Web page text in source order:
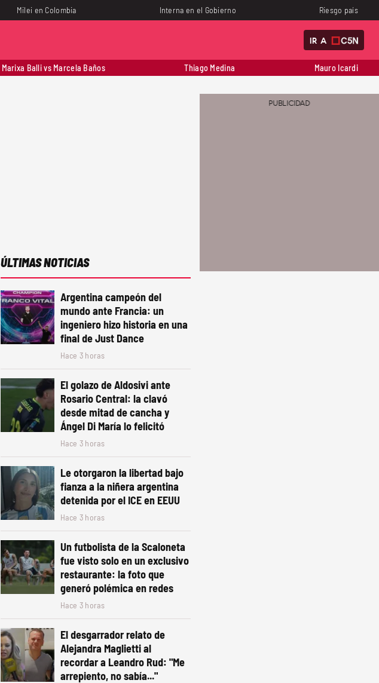
Milei en Colombia Interna en el Gobierno Riesgo país
IR A
Marixa Balli vs Marcela Baños Thiago Medina Mauro Icardi
ÚLTIMAS NOTICIAS
Argentina campeón del
mundo ante Francia: un
ingeniero hizo historia en una
final de Just Dance
Hace 3 horas
El golazo de Aldosivi ante
Rosario Central: la clavó
desde mitad de cancha y
Ángel Di María lo felicitó
Hace 3 horas
Le otorgaron la libertad bajo
fianza a la niñera argentina
detenida por el ICE en EEUU
Hace 3 horas
Un futbolista de la Scaloneta
fue visto solo en un exclusivo
restaurante: la foto que
generó polémica en redes
Hace 3 horas
El desgarrador relato de
Alejandra Maglietti al
recordar a Leandro Rud: "Me
arrepiento, no sabía..."